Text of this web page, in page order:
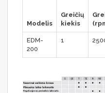
Modelis
Greičių
kiekis
EDM-
200
1